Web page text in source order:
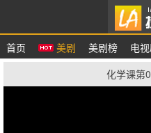
拉
首页 美剧 美剧榜 电
化学课第